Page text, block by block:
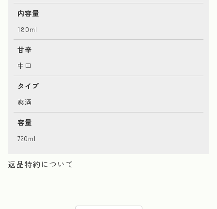
内容量
180ml
甘辛
中口
タイプ
爽酒
容量
720ml
返品特約について